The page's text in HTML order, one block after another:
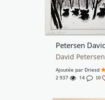
David Petersen
Ajoutée par Driesd
2 937
14 10